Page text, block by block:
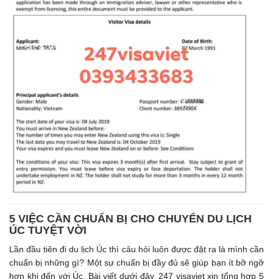
5 VIỆC CẦN CHUẨN BỊ CHO CHUYỂN DU LỊCH
ÚC TUYỆT VỜI
Lần đầu tiên đi du lịch Úc thì câu hỏi luôn được đặt ra là mình cần
chuẩn bị những gì? Một sự chuẩn bị đầy đủ sẽ giúp bạn ít bỡ ngỡ
hơn khi đến với Úc. Bài viết dưới đây, 247 visaviet xin tổng hợp 5